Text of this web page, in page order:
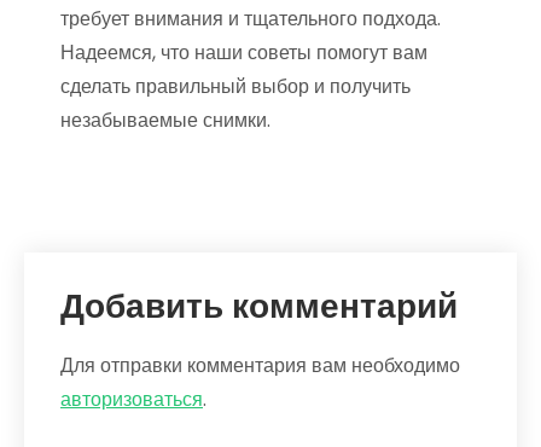
требует внимания и тщательного подхода.
Надеемся, что наши советы помогут вам
сделать правильный выбор и получить
незабываемые снимки.
Добавить комментарий
Для отправки комментария вам необходимо
авторизоваться.